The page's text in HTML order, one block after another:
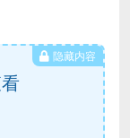
隐藏内容